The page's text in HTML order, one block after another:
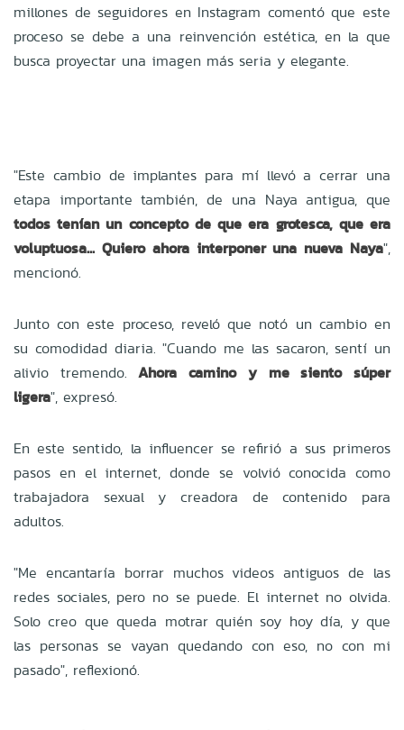
millones de seguidores en Instagram comentó que este
proceso se debe a una reinvención estética, en la que
busca proyectar una imagen más seria y elegante.
"Este cambio de implantes para mí llevó a cerrar una
etapa importante también, de una Naya antigua, que
todos tenían un concepto de que era grotesca, que era
voluptuosa... Quiero ahora interponer una nueva Naya",
mencionó.
Junto con este proceso, reveló que notó un cambio en
su comodidad diaria. "Cuando me las sacaron, sentí un
alivio tremendo.Ahora camino y me siento súper
ligera", expresó.
En este sentido, la influencer se refirió a sus primeros
pasos en el internet, donde se volvió conocida como
trabajadora sexual y creadora de contenido para
adultos.
"Me encantaría borrar muchos videos antiguos de las
redes sociales, pero no se puede. El internet no olvida.
Solo creo que queda motrar quién soy hoy día, y que
las personas se vayan quedando con eso, no con mi
pasado", reflexionó.